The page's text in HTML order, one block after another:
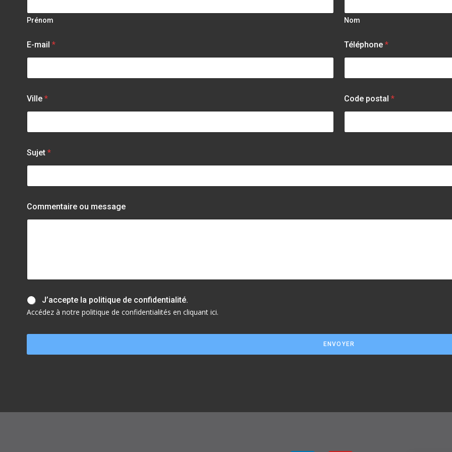
Prénom Nom
E-mail * Téléphone *
Ville * Code postal *
Sujet *
Commentaire ou message
J
c
p
o
J’accepte la politique de confidentialité.
Accédez à notre politique de confidentialités en cliquant ici.
ENVOYER